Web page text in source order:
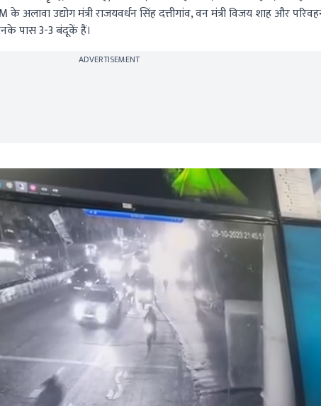
अलावा उद्योग मंत्री राजयवर्धन सिंह दत्तीगांव, वन मंत्री विजय शाह और
पास 3-3 बंदूकें हैं।
ADVERTISEMENT